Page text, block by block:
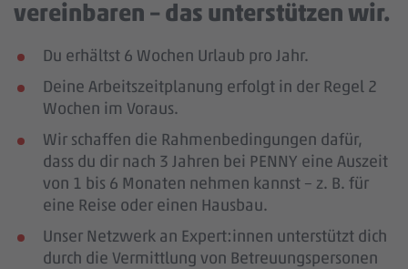
vereinbaren – das unterstützen wir.
Du erhältst 6 Wochen Urlaub pro Jahr.
Deine Arbeitszeitplanung erfolgt in der Regel 2
Wochen im Voraus.
Wir schaffen die Rahmenbedingungen dafür,
dass du dir nach 3 Jahren bei PENNY eine Auszeit
von 1 bis 6 Monaten nehmen kannst – z. B. für
eine Reise oder einen Hausbau.
Unser Netzwerk an Expert:innen unterstützt dich
durch die Vermittlung von Betreuungspersonen